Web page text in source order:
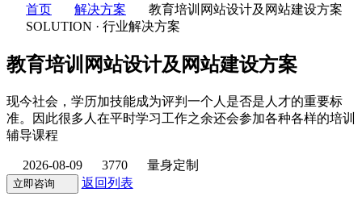
首页
解决方案
教育培训网站设计及网站建设方案
SOLUTION · 行业解决方案
教育培训网站设计及网站建设方案
现今社会，学历加技能成为评判一个人是否是人才的重要标
准。因此很多人在平时学习工作之余还会参加各种各样的培训
辅导课程
2026-08-09 3770 量身定制
立即咨询 返回列表